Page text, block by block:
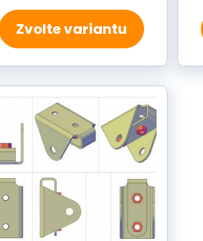
Zvolte variantu